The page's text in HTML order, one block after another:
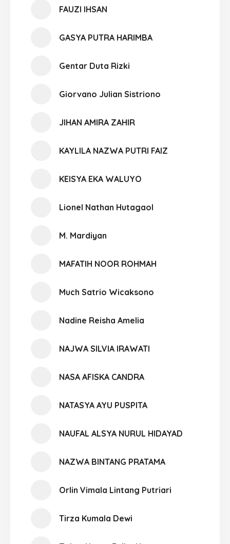
FAUZI IHSAN
GASYA PUTRA HARIMBA
Gentar Duta Rizki
Giorvano Julian Sistriono
JIHAN AMIRA ZAHIR
KAYLILA NAZWA PUTRI FAIZ
KEISYA EKA WALUYO
Lionel Nathan Hutagaol
M. Mardiyan
MAFATIH NOOR ROHMAH
Much Satrio Wicaksono
Nadine Reisha Amelia
NAJWA SILVIA IRAWATI
NASA AFISKA CANDRA
NATASYA AYU PUSPITA
NAUFAL ALSYA NURUL HIDAYAD
NAZWA BINTANG PRATAMA
Orlin Vimala Lintang Putriari
Tirza Kumala Dewi